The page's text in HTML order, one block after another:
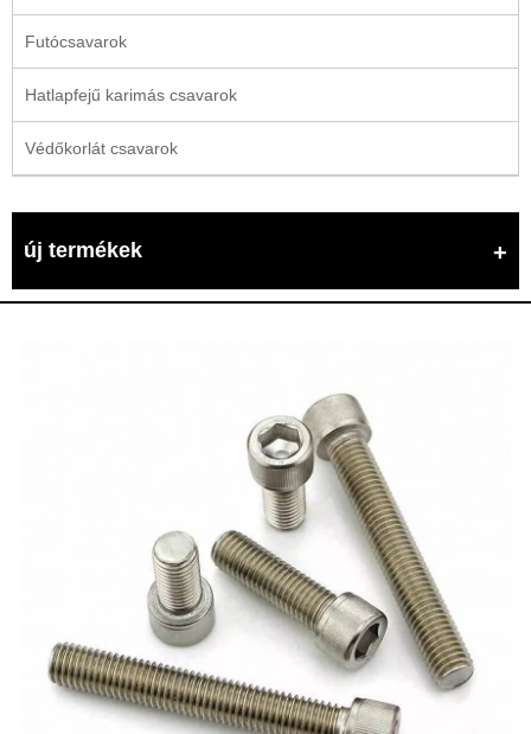
Futócsavarok
Hatlapfejű karimás csavarok
Védőkorlát csavarok
új termékek